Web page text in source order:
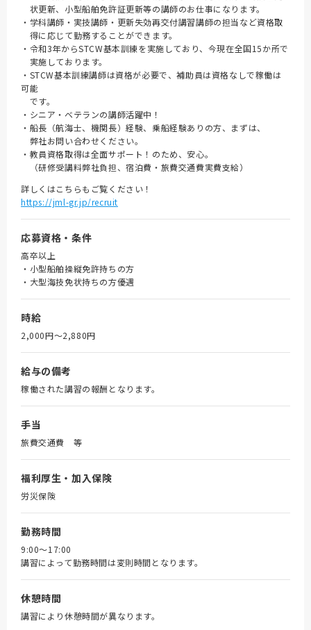
状更新、小型船舶免許証更新等の講師のお仕事になります。
・学科講師・実技講師・更新失効再交付講習講師の担当など資格取
得に応じて勤務することができます。
・令和3年からSTCW基本訓練を実施しており、今現在全国15か所で
実施しております。
・STCW基本訓練講師は資格が必要で、補助員は資格なしで稼働は
可能
です。
・シニア・ベテランの講師活躍中！
・船長（航海士、機関長）経験、乗船経験ありの方、まずは、
弊社お問い合わせください。
・教員資格取得は全面サポート！のため、安心。
（研修受講料弊社負担、宿泊費・旅費交通費実費支給）
詳しくはこちらもご覧ください！
https://jml-gr.jp/recruit
応募資格・条件
高卒以上
・小型船舶操縦免許持ちの方
・大型海技免状持ちの方優遇
時給
2,000円〜2,880円
給与の備考
稼働された講習の報酬となります。
手当
旅費交通費 等
福利厚生・加入保険
労災保険
勤務時間
9:00～17:00
講習によって勤務時間は変則時間となります。
休憩時間
講習により休憩時間が異なります。